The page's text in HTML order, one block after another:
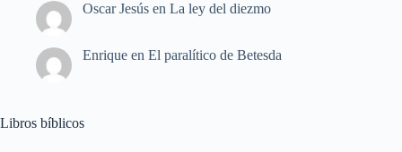
Oscar Jesús en La ley del diezmo
Enrique en El paralítico de Betesda
Libros bíblicos